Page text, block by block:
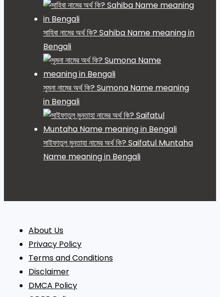
সাহিবা নামের অর্থ কি? Sahiba Name meaning in
Bengali
সুমনা নামের অর্থ কি? Sumona Name meaning
in Bengali
সাইফাতুল মুনতাহা নামের অর্থ কি? Saifatul Muntaha
Name meaning in Bengali
About Us
Privacy Policy
Terms and Conditions
Disclaimer
DMCA Policy